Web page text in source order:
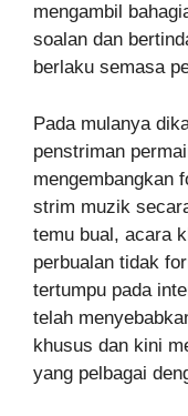
mengambil
soalan dan
berlaku semasa
Pada mulanya
penstriman
mengembangkan
strim muzik
temu bual, acara
perbualan tidak
tertumpu pada
telah
khusus dan kini
yang pelbagai